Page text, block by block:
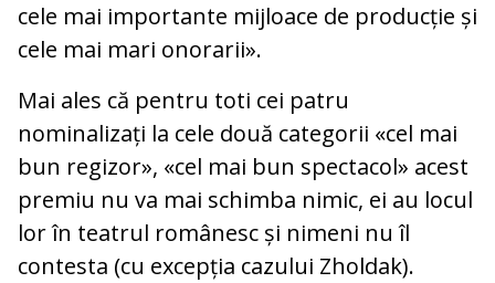
cele mai importante mijloace de producție și
cele mai mari onorarii».
Mai ales că pentru toti cei patru
nominalizați la cele două categorii «cel mai
bun regizor», «cel mai bun spectacol» acest
premiu nu va mai schimba nimic, ei au locul
lor în teatrul românesc și nimeni nu îl
contesta (cu excepția cazului Zholdak).